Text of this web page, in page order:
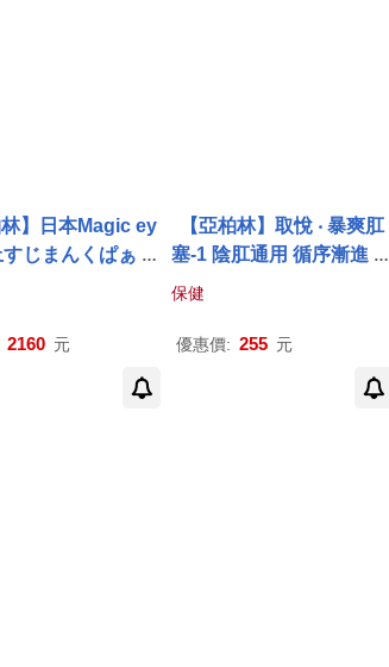
林】日本Magic ey
じまんくぱぁ 飽
紅陰道壁超大褶
2160 元
【亞柏林】取悅 ‧ 暴爽肛
塞-1 陰肛通用 循序漸進 邊
入邊頂 桃心飽滿型﹝透明
保健
優惠價: 255 元